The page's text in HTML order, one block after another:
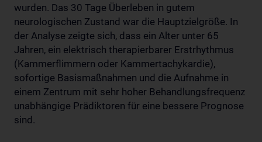
wurden. Das 30 Tage Überleben in gutem
neurologischen Zustand war die Hauptzielgröße. In
der Analyse zeigte sich, dass ein Alter unter 65
Jahren, ein elektrisch therapierbarer Erstrhythmus
(Kammerflimmern oder Kammertachykardie),
sofortige Basismaßnahmen und die Aufnahme in
einem Zentrum mit sehr hoher Behandlungsfrequenz
unabhängige Prädiktoren für eine bessere Prognose
sind.